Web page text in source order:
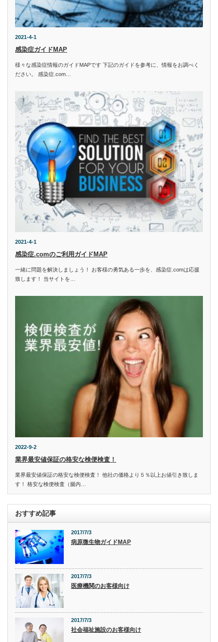
2021-4-1
感染症ガイドMAP
様々な感染症情報のガイドMAPです 下記のガイドを参考に、情報をお調べく
ださい。 感染症.com…
2021-4-1
感染症.comのご利用ガイドMAP
一緒に問題を解決しましょう！ お客様の勇気ある一歩を、感染症.comは応援
致します！ 当サイトを…
2022-9-2
業界最安値保証の格安な検便検査！
業界最安値保証の格安な検便検査！ 他社の価格より５％以上お値引き致しま
す！ 格安な検便検査（腸内…
おすすめ記事
2017/7/3
病原微生物ガイドMAP
2017/7/3
医療機関のお客様向け
2017/7/3
社会福祉施設のお客様向け